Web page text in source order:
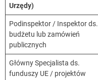
Urzędy)
Podinspektor / Inspektor ds.
budżetu lub zamówień
publicznych
Główny Specjalista ds.
funduszy UE / projektów